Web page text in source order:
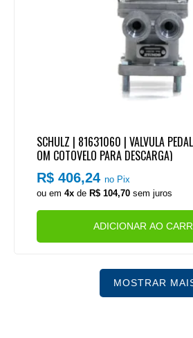
SCHULZ | 81631060 | VALVULA
OM COTOVELO PARA DESCARGA)
R$ 406,24no Pix
ou em4x de R$ 104,70 sem juros
ADICIONAR AO
MOSTRAR